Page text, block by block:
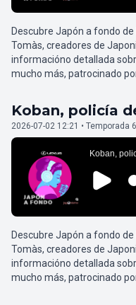
Descubre Japón a fondo
Tomàs, creadores de
informacióno detallada
mucho más, patrocinado
Koban, policía
2026-07-02 12:21 • Temporada
Descubre Japón a fondo
Tomàs, creadores de
informacióno detallada
mucho más, patrocinado